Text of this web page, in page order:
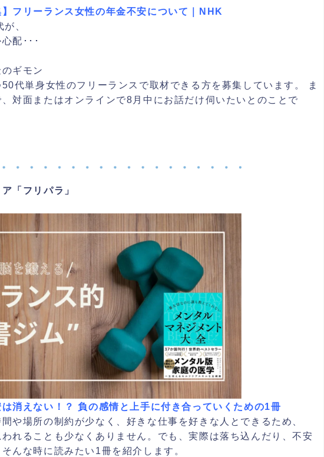
】フリーランス女性の年金不安について｜NHK
、
配･･･
ギモン
代単身女性のフリーランスで取材できる方を募集しています。 ま
対面またはオンラインで8月中にお話だけ伺いたいとのことで
「フリパラ」
消えない！？ 負の感情と上手に付き合っていくための1冊
や場所の制約が少なく、好きな仕事を好きな人とできるため、
われることも少なくありません。でも、実際は落ち込んだり、不安
んな時に読みたい1冊を紹介します。